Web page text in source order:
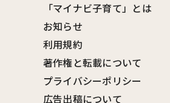
「マイナビ子育て」とは
お知らせ
利用規約
著作権と転載について
プライバシーポリシー
広告出稿について